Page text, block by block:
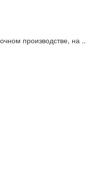
производстве, на ..